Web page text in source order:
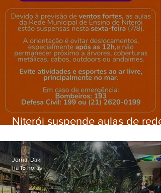
Niterói suspende aulas de rede
ventos fortes nesta sexta (7)
Jornal Daki
há 15 horas